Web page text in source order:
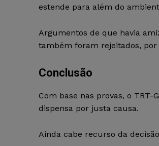
estende para além do
Argumentos de que havia
também foram rejeitados,
Conclusão
Com base nas provas, o
dispensa por justa causa.
Ainda cabe recurso da